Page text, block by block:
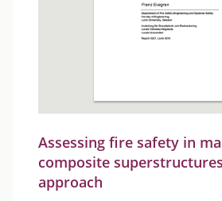
Assessing fire safety in
composite
approach